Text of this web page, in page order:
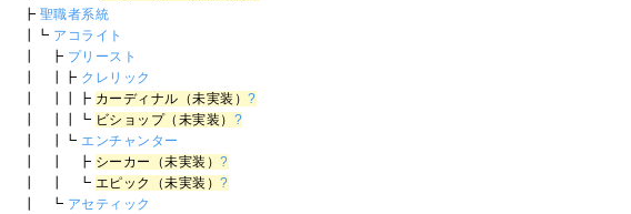
┣ 聖職者系統
┃┗ アコライト
┃ ┣ プリースト
┃ ┃┣ クレリック
┃ ┃┃┣ カーディナル（未実装）?
┃ ┃┃┗ ビショップ（未実装） ?
┃ ┃┗ エンチャンター
┃ ┃ ┣ シーカー（未実装）?
┃ ┃ ┗ エピック（未実装）?
┃ ┗ アセティック